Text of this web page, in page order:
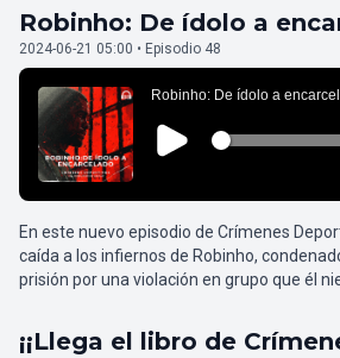
Robinho: De ídolo a
2024-06-21 05:00 • Episodio 48
En este nuevo episodio de Crímenes
caída a los infiernos de Robinho,
prisión por una violación en grupo que él
¡¡Llega el libro de